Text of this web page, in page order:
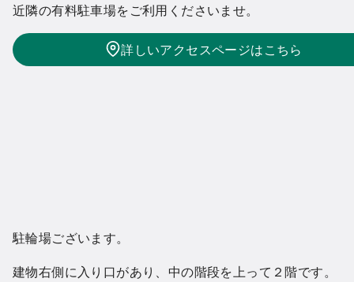
近隣の有料駐車場をご利用くださいませ。
詳しいアクセスページはこちら
駐輪場ございます。
建物右側に入り口があり、中の階段を上って２階です。